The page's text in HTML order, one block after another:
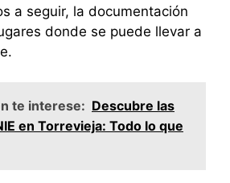
a seguir, la documentación
donde se puede llevar a
te interese: Descubre las
en Torrevieja: Todo lo que